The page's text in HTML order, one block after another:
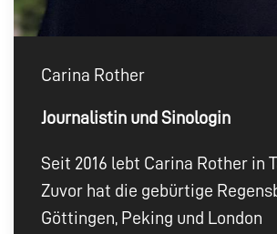
Carina Rother
Journalistin und Sinologin
Seit 2016 lebt Carina Rother in
Zuvor hat die gebürtige
Göttingen, Peking und London